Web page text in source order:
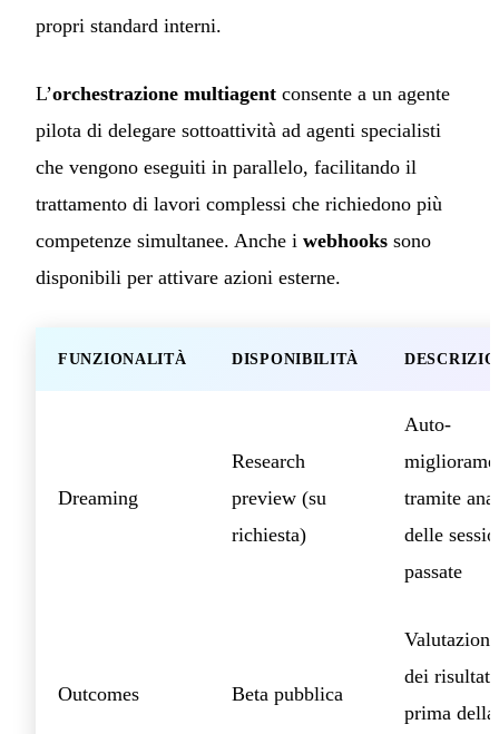
propri standard interni.
L’orchestrazione multiagent consente a un agente
pilota di delegare sottoattività ad agenti specialisti
che vengono eseguiti in parallelo, facilitando il
trattamento di lavori complessi che richiedono più
competenze simultanee. Anche i webhooks sono
disponibili per attivare azioni esterne.
FUNZIONALITÀ DISPONIBILITÀ
Dreaming
Research
preview (su
richiesta)
Auto-
tramite
delle
passate
Outcomes Beta pubblica
Valutazione
dei risultati
prima della